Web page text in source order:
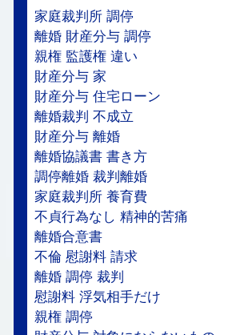
家庭裁判所 調停
離婚 財産分与 調停
親権 監護権 違い
財産分与 家
財産分与 住宅ローン
離婚裁判 不成立
財産分与 離婚
離婚協議書 書き方
調停離婚 裁判離婚
家庭裁判所 養育費
不貞行為なし 精神的苦痛
離婚合意書
不倫 慰謝料 請求
離婚 調停 裁判
慰謝料 浮気相手だけ
親権 調停